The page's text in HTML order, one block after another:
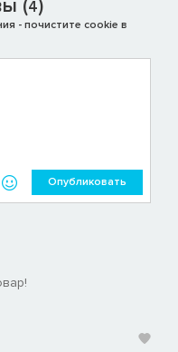
(4)
- почистите cookie в
Опубликовать